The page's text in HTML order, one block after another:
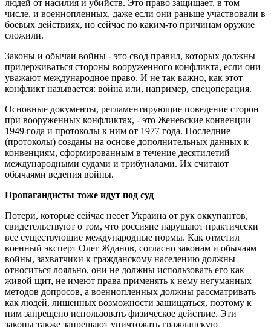
людей от насилия и убийств. Это право защищает, в том
числе, и военнопленных, даже если они раньше участвовали в
боевых действиях, но сейчас по каким-то причинам оружие
сложили.
Законы и обычаи войны - это свод правил, которых должны
придерживаться стороны вооруженного конфликта, если они
уважают международное право. И не так важно, как этот
конфликт называется: война или, например, спецоперация.
Основные документы, регламентирующие поведение сторон
при вооруженных конфликтах, - это Женевские конвенции
1949 года и протоколы к ним от 1977 года. Последние
(протоколы) созданы на основе дополнительных данных к
конвенциям, сформированным в течение десятилетий
международными судами и трибуналами. Их считают
обычаями ведения войны.
Пропагандисты тоже идут под суд
Потери, которые сейчас несет Украина от рук оккупантов,
свидетельствуют о том, что россияне нарушают практически
все существующие международные нормы. Как отметил
военный эксперт Олег Жданов, согласно законам и обычаям
войны, захватчики к гражданскому населению должны
относиться лояльно, они не должны использовать его как
живой щит, не имеют права применять к нему негуманных
методов допросов, а военнопленных должны рассматривать
как людей, лишенных возможности защищаться, поэтому к
ним запрещено использовать физическое действие. Эти
законы также запрещают уничтожать гражданскую